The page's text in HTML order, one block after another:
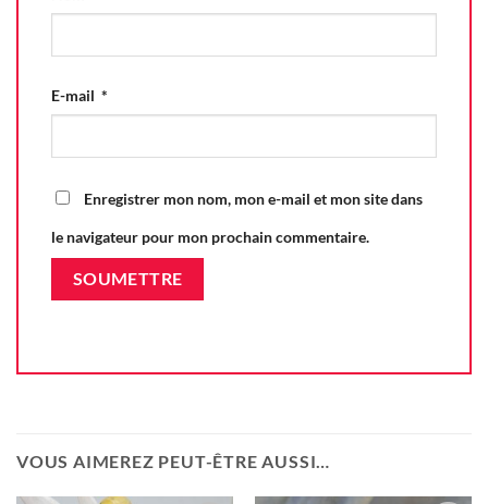
E-mail *
Enregistrer mon nom, mon e-mail et mon site dans
le navigateur pour mon prochain commentaire.
VOUS AIMEREZ PEUT-ÊTRE AUSSI…